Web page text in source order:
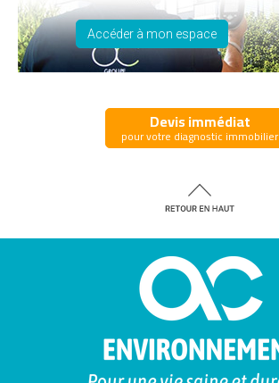
Accéder à mon espace
Devis immédiat
pour votre diagnostic immobilier